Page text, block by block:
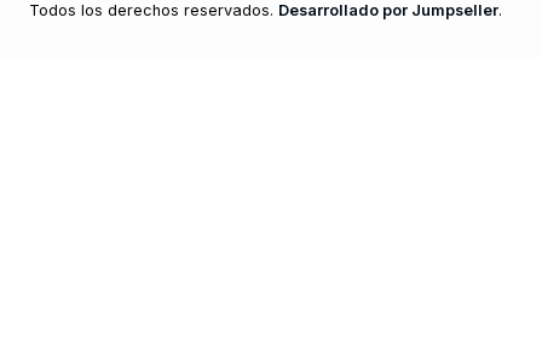
Todos los derechos reservados. Desarrollado por Jumpseller.